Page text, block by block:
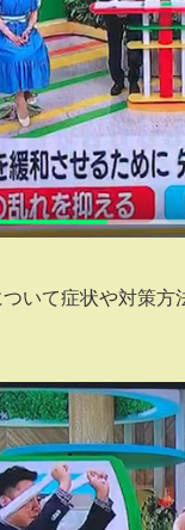
いて症状や対策方